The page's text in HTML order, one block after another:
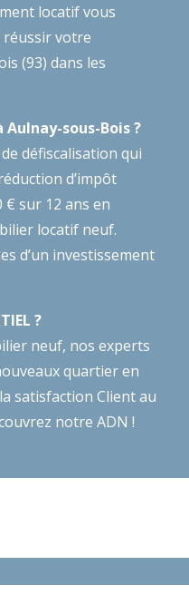
locatifvous
votre
(93) dans les
Aulnay-sous-Bois ?
défiscalisation qui
d’impôt
€ sur 12 ans en
locatif neuf.
d’un investissement
?
neuf, nos experts
quartier en
satisfaction Client au
notre ADN !